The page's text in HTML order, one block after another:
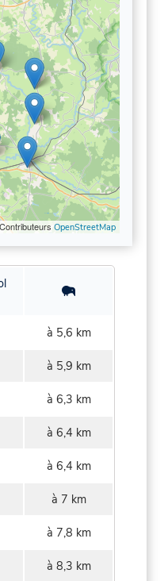
OpenStreetMap
à 5,6 km
à 5,9 km
à 6,3 km
à 6,4 km
à 6,4 km
à 7 km
à 7,8 km
à 8,3 km